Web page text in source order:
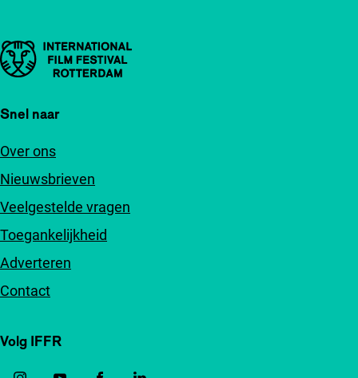
Belangrijke links
Snel naar
Over ons
Nieuwsbrieven
Veelgestelde vragen
Toegankelijkheid
Adverteren
Contact
Volg IFFR